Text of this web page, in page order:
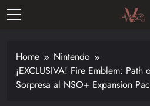
Skip
de las
últimas
Home
Nintendo
¡EXCLUSIVA! Fire Emblem:
Sorpresa al NSO+ Expansion